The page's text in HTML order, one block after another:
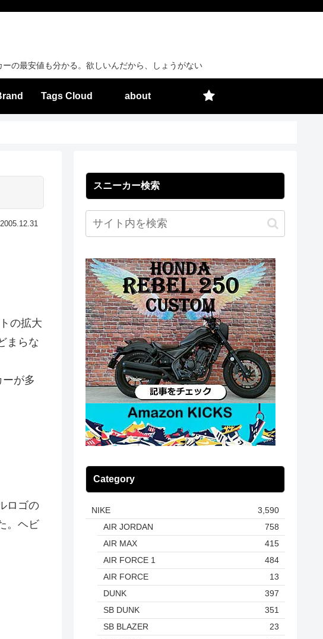
の最安値も分かる。欲しいんだから、しょうがない
Tags Cloud about
2005.12.31
の拡大
まらな
が多
ロゴの
。ヘビ
スニーカー検索
Category
NIKE
3,590
AIR JORDAN
758
AIR MAX
415
AIR FORCE 1
484
AIR FORCE
13
DUNK
397
SB DUNK
351
SB BLAZER
23